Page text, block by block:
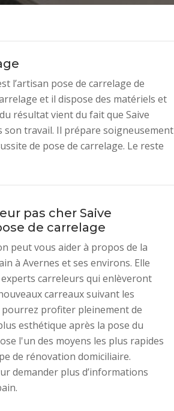
l’artisan pose de carrelage de
et il dispose des matériels et
résultat vient du fait que Saive
travail. Il prépare soigneusement
de pose de carrelage. Le reste
pas cher Saive
de carrelage
peut vous aider à propos de la
à Avernes et ses environs. Elle
carreleurs qui enlèveront
carreaux suivant les
pourrez profiter pleinement de
esthétique après la pose du
l'un des moyens les plus rapides
de rénovation domiciliaire.
demander plus d’informations